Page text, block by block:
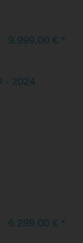
9.999,00 € *
6.299,00 € *